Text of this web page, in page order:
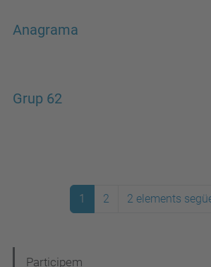
Anagrama
Grup 62
1 2 2 elements
Participem